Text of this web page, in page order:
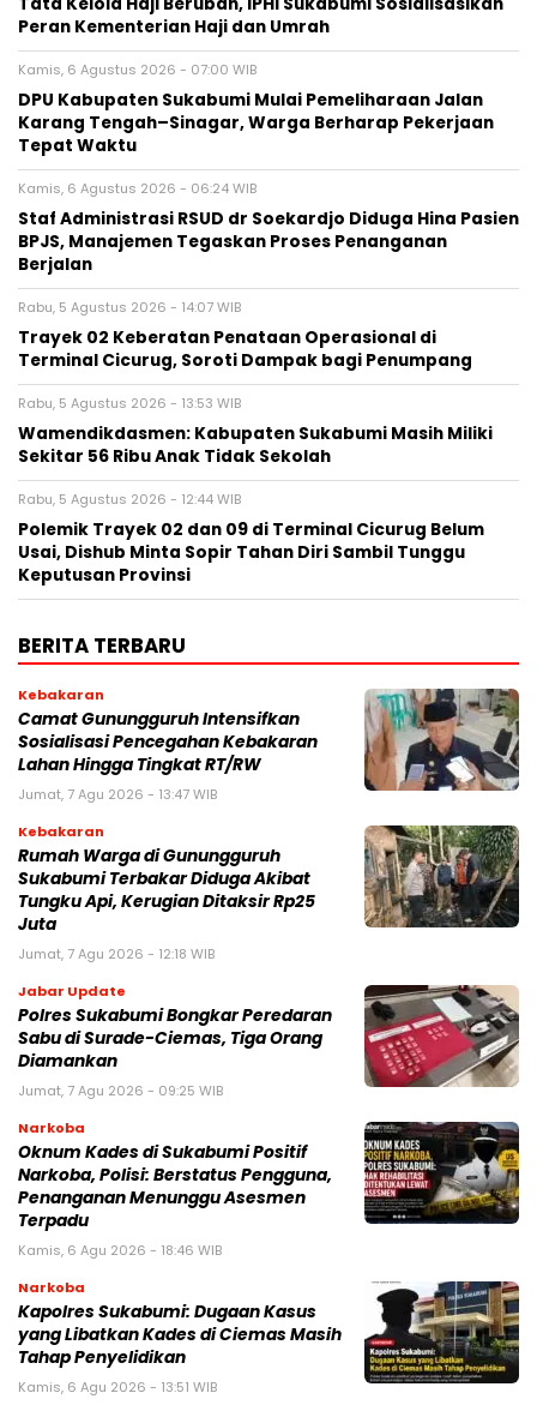
Tata Kelola Haji Berubah, IPHI Sukabumi Sosialisasikan
Peran Kementerian Haji dan Umrah
Kamis, 6 Agustus 2026 - 07:00 WIB
‎DPU Kabupaten Sukabumi Mulai Pemeliharaan Jalan
Karang Tengah–Sinagar, Warga Berharap Pekerjaan
Tepat Waktu
Kamis, 6 Agustus 2026 - 06:24 WIB
Staf Administrasi RSUD dr Soekardjo Diduga Hina Pasien
BPJS, Manajemen Tegaskan Proses Penanganan
Berjalan
Rabu, 5 Agustus 2026 - 14:07 WIB
‎Trayek 02 Keberatan Penataan Operasional di
Terminal Cicurug, Soroti Dampak bagi Penumpang
Rabu, 5 Agustus 2026 - 13:53 WIB
Wamendikdasmen: Kabupaten Sukabumi Masih Miliki
Sekitar 56 Ribu Anak Tidak Sekolah
Rabu, 5 Agustus 2026 - 12:44 WIB
Polemik Trayek 02 dan 09 di Terminal Cicurug Belum
Usai, Dishub Minta Sopir Tahan Diri Sambil Tunggu
Keputusan Provinsi
BERITA TERBARU
Kebakaran
‎‎Camat Gunungguruh Intensifkan
Sosialisasi Pencegahan Kebakaran
Lahan Hingga Tingkat RT/RW‎
Jumat, 7 Agu 2026 - 13:47 WIB
Kebakaran
‎Rumah Warga di Gunungguruh
Sukabumi Terbakar Diduga Akibat
Tungku Api, Kerugian Ditaksir Rp25
Juta
Jumat, 7 Agu 2026 - 12:18 WIB
Jabar Update
Polres Sukabumi Bongkar Peredaran
Sabu di Surade-Ciemas, Tiga Orang
Diamankan
Jumat, 7 Agu 2026 - 09:25 WIB
Narkoba
Oknum Kades di Sukabumi Positif
Narkoba, Polisi: Berstatus Pengguna,
Penanganan Menunggu Asesmen
Terpadu
Kamis, 6 Agu 2026 - 18:46 WIB
Narkoba
Kapolres Sukabumi: Dugaan Kasus
yang Libatkan Kades di Ciemas Masih
Tahap Penyelidikan
Kamis, 6 Agu 2026 - 13:51 WIB